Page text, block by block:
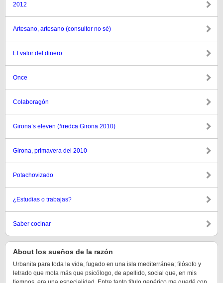
2012
Artesano, artesano (consultor no sé)
El valor del dinero
Once
Colaboragón
Girona’s eleven (#redca Girona 2010)
Girona, primavera del 2010
Potachovizado
¿Estudias o trabajas?
Saber cocinar
About los sueños de la razón
Urbanita para toda la vida, fugado en una isla mediterránea; filósofo y
letrado que mola más que psicólogo, de apellido, social que, en mis